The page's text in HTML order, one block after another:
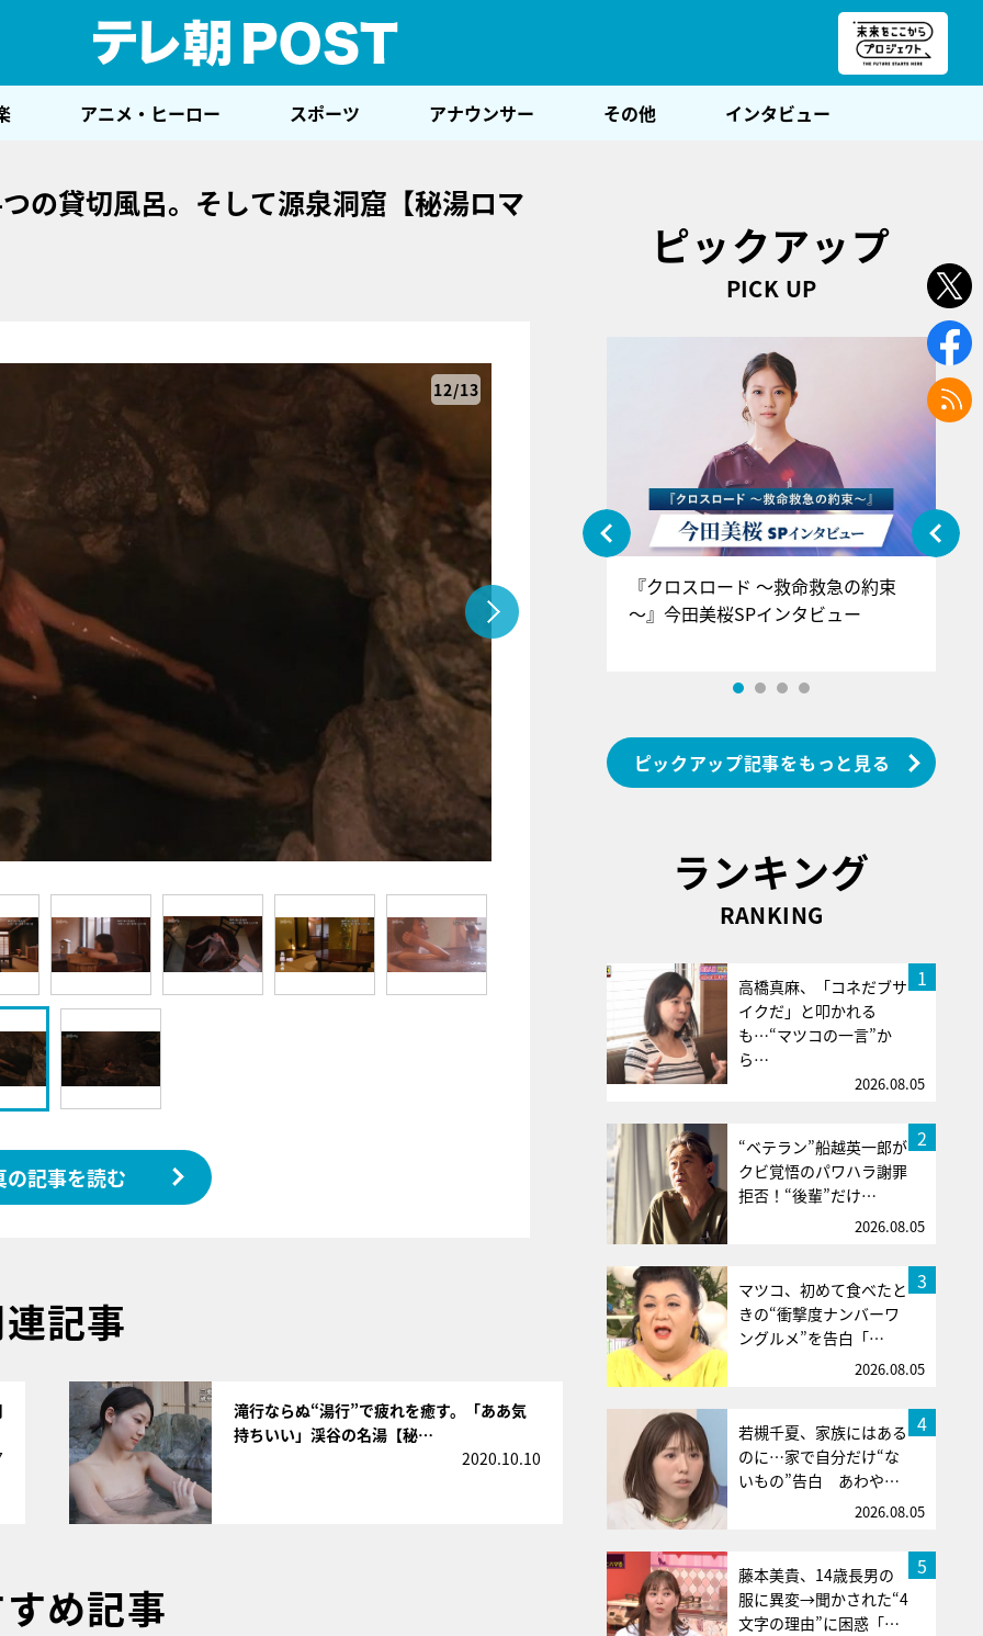
アニメ・ヒーロー スポーツ アナウンサー その他 インタビュー
の貸切風呂。そして源泉洞窟【秘湯ロマ
12/13
の記事を読む
記事
滝行ならぬ“湯行”で疲れを癒す。「ああ気
持ちいい」渓谷の名湯【秘…
2020.10.10
め記事
ピックアップ
PICK UP
『アイ＝ラブ！げーみんぐ』＝LOV
E齋藤樹愛羅＆佐々木舞香SPインタ
『クロスロード ～救命救急の約束
～』今田美桜SPインタビュー
ピックアップ記事をもっと見る
ランキング
RANKING
1
高橋真麻、「コネだブサ
イクだ」と叩かれる
も…“マツコの一言”か
ら…
2026.08.05
2
“ベテラン”船越英一郎が
クビ覚悟のパワハラ謝罪
拒否！“後輩”だけ…
2026.08.05
3
マツコ、初めて食べたと
きの“衝撃度ナンバーワ
ングルメ”を告白「…
2026.08.05
4
若槻千夏、家族にはある
のに…家で自分だけ“な
いもの”告白 あわや…
2026.08.05
5
藤本美貴、14歳長男の
服に異変→聞かされた“4
文字の理由”に困惑「…